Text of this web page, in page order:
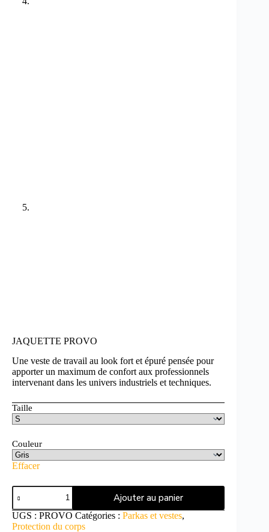
JAQUETTE PROVO
Une veste de travail au look fort et épuré pensée pour
apporter un maximum de confort aux professionnels
intervenant dans les univers industriels et techniques.
Taille
Couleur
Effacer
Ajouter au panier
UGS : PROVO Catégories : Parkas et vestes,
Protection du corps